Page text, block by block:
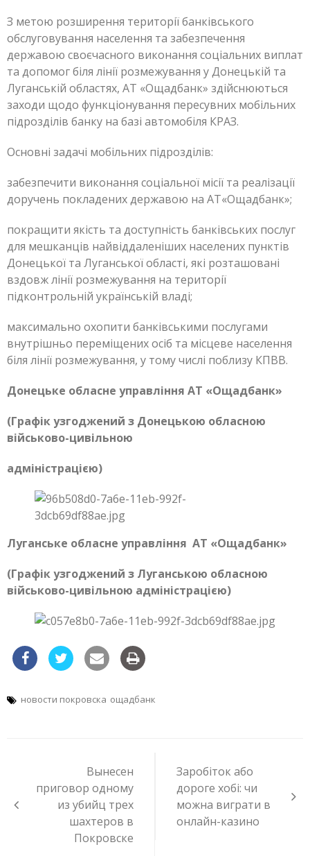
З метою розширення території банківського
обслуговування населення та забезпечення
державою своєчасного виконання соціальних виплат
та допомог біля лінії розмежування у Донецькій та
Луганській областях, АТ «Ощадбанк» здійснюються
заходи щодо функціонування пересувних мобільних
підрозділів банку на базі автомобіля КРАЗ.
Основні задачі мобільних підрозділів:
забезпечити виконання соціальної місії та реалізації
доручень покладених державою на АТ«Ощадбанк»;
покращити якість та доступність банківських послуг
для мешканців найвіддаленіших населених пунктів
Донецької та Луганської області, які розташовані
вздовж лінії розмежування на території
підконтрольній українській владі;
максимально охопити банківськими послугами
внутрішньо переміщених осіб та місцеве населення
біля лінії розмежування, у тому числі поблизу КПВВ.
Донецьке обласне управління АТ «Ощадбанк»
(Графік узгоджений з Донецькою обласною
військово-цивільною
адміністрацією)
Луганське обласне управління АТ «Ощадбанк»
(Графік узгоджений з Луганською обласною
військово-цивільною адміністрацією)
новости покровска ощадбанк
записям
Вынесен
приговор одному
из убийц трех
шахтеров в
Покровске
Заробіток або
дороге хобі: чи
можна виграти в
онлайн-казино